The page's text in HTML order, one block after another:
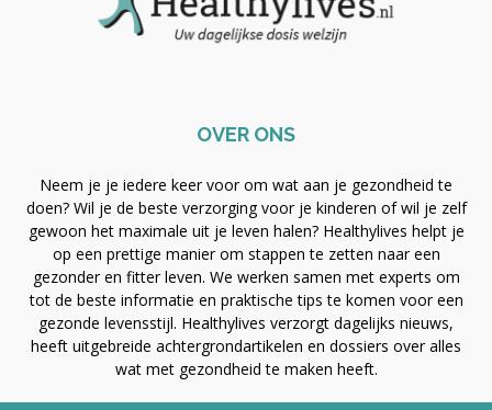
OVER ONS
Neem je je iedere keer voor om wat aan je gezondheid te
doen? Wil je de beste verzorging voor je kinderen of wil je zelf
gewoon het maximale uit je leven halen? Healthylives helpt je
op een prettige manier om stappen te zetten naar een
gezonder en fitter leven. We werken samen met experts om
tot de beste informatie en praktische tips te komen voor een
gezonde levensstijl. Healthylives verzorgt dagelijks nieuws,
heeft uitgebreide achtergrondartikelen en dossiers over alles
wat met gezondheid te maken heeft.